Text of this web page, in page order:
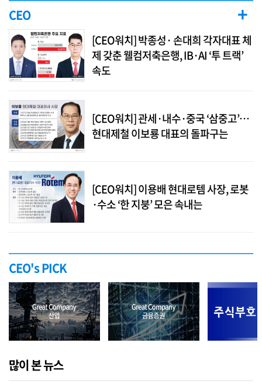
CEO +
[CEO워치] 박종성· 손대희 각자대표 체
제 갖춘 웰컴저축은행, IB·AI ‘투 트랙’
속도
[CEO워치] 관세·내수·중국 ‘삼중고’…
현대제철 이보룡 대표의 돌파구는
[CEO워치] 이용배 현대로템 사장, 로봇
·수소 ‘한 지붕’ 모은 속내는
CEO's PICK
많이 본 뉴스